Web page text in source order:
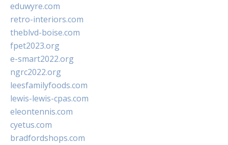
eduwyre.com
retro-interiors.com
theblvd-boise.com
fpet2023.org
e-smart2022.org
ngrc2022.org
leesfamilyfoods.com
lewis-lewis-cpas.com
eleontennis.com
cyetus.com
bradfordshops.com